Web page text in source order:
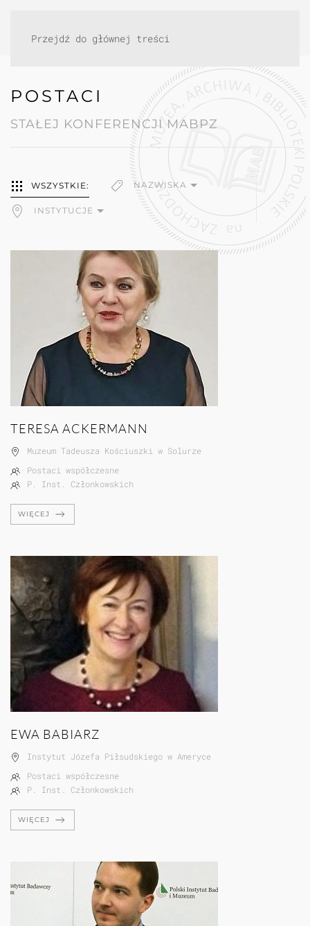
Przejdź do głównej treści
POSTACI
STAŁEJ KONFERENCJI MABPZ
WSZYSTKIE: NAZWISKA
INSTYTUCJE
TERESA ACKERMANN
Muzeum Tadeusza Kościuszki w Solurze
Postaci współczesne
P. Inst. Członkowskich
WIĘCEJ
EWA BABIARZ
Instytut Józefa Piłsudskiego w Ameryce
Postaci współczesne
P. Inst. Członkowskich
WIĘCEJ